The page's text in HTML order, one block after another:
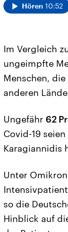
Hören 10:52
Im Vergleich
ungeimpfte
Menschen,
anderen
Ungefähr 62
Covid-19 seien
Karagiannidis
Unter
so die
Hinblick auf